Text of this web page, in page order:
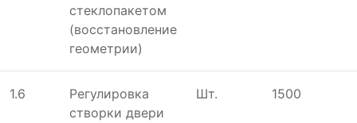
стеклопакетом
(восстановление
геометрии)
1.6
Регулировка
створки двери
Шт. 1500